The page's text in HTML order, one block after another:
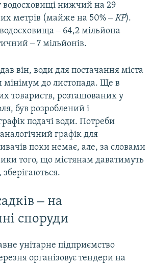
водосховищі нижчий на 29
метрів (майже на 50% ‒КР).
‒ 64,2 мільйона
‒ 7 мільйонів.
він, води для постачання міста
мінімум до листопада. Ще в
товариств, розташованих у
був розроблений і
подачі води. Потреби
графік для
поки немає, але, за словами
того, що містянам даватимуть
‒ на
споруди
унітарне підприємство
організовує тендери на